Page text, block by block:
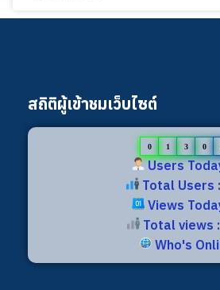
สถิติผู้เข้าชมเว็บไซต์
0 1 3 0
Users
Total Users
Views
Total views
Who's